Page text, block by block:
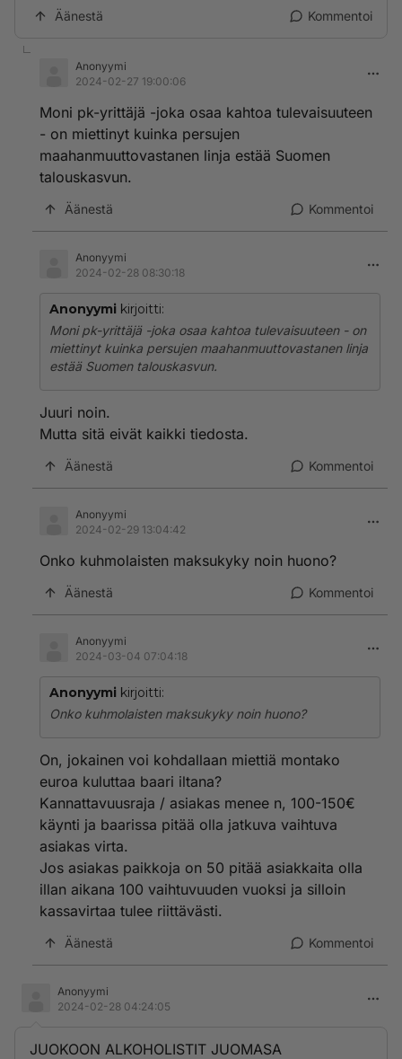
Äänestä Kommentoi
Anonyymi
2024-02-27 19:00:06
Moni pk-yrittäjä -joka osaa kahtoa tulevaisuuteen
- on miettinyt kuinka persujen
maahanmuuttovastanen linja estää Suomen
talouskasvun.
Äänestä Kommentoi
Anonyymi
2024-02-28 08:30:18
Anonyymi kirjoitti:
Moni pk-yrittäjä -joka osaa kahtoa tulevaisuuteen - on
miettinyt kuinka persujen maahanmuuttovastanen linja
estää Suomen talouskasvun.
Juuri noin.
Mutta sitä eivät kaikki tiedosta.
Äänestä Kommentoi
Anonyymi
2024-02-29 13:04:42
Onko kuhmolaisten maksukyky noin huono?
Äänestä Kommentoi
Anonyymi
2024-03-04 07:04:18
Anonyymi kirjoitti:
Onko kuhmolaisten maksukyky noin huono?
On, jokainen voi kohdallaan miettiä montako
euroa kuluttaa baari iltana?
Kannattavuusraja / asiakas menee n, 100-150€
käynti ja baarissa pitää olla jatkuva vaihtuva
asiakas virta.
Jos asiakas paikkoja on 50 pitää asiakkaita olla
illan aikana 100 vaihtuvuuden vuoksi ja silloin
kassavirtaa tulee riittävästi.
Äänestä Kommentoi
Anonyymi
2024-02-28 04:24:05
JUOKOON ALKOHOLISTIT JUOMASA